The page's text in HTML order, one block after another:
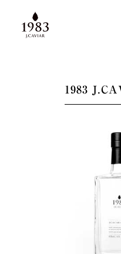
1983